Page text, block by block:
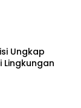
Ungkap
Lingkungan